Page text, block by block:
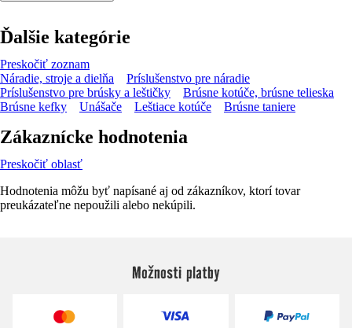
Ďalšie kategórie
Preskočiť zoznam
Náradie, stroje a dielňa
Príslušenstvo pre náradie
Príslušenstvo pre brúsky a leštičky
Brúsne kotúče, brúsne telieska
Brúsne kefky
Unášače Leštiace kotúče Brúsne taniere
Zákaznícke hodnotenia
Preskočiť oblasť
Hodnotenia môžu byť napísané aj od zákazníkov, ktorí tovar
preukázateľne nepoužili alebo nekúpili.
Možnosti platby